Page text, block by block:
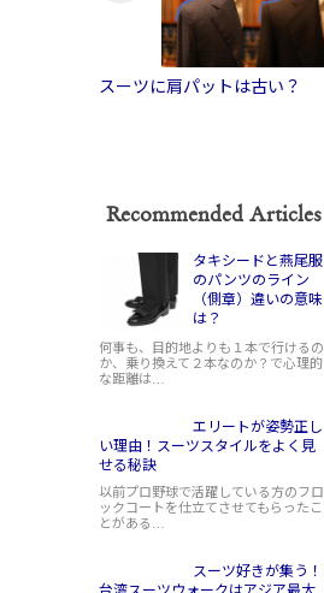
スーツに肩パットは古い？
Recommended Articles
タキシードと燕尾服
のパンツのライン
（側章）違いの意味
は？
何事も、目的地よりも１本で行けるの
か、乗り換えて２本なのか？で心理的
な距離は…
エリートが姿勢正し
い理由！スーツスタイルをよく見
せる秘訣
以前プロ野球で活躍している方のフロ
ックコートを仕立てさせてもらったこ
とがある…
スーツ好きが集う！